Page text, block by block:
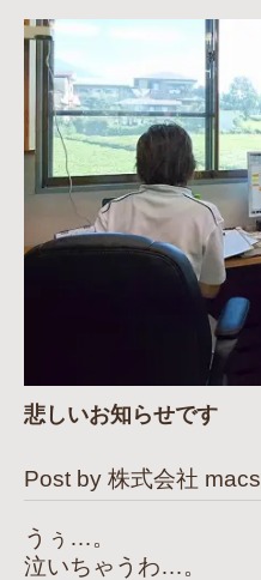
悲しいお知らせです
Post by 株式会社 macs
うぅ…。
泣いちゃうわ…。